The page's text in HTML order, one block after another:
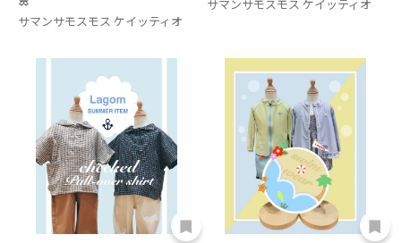
サマンサモスモス ケイッティオ
サマンサモスモス ケイッティオ